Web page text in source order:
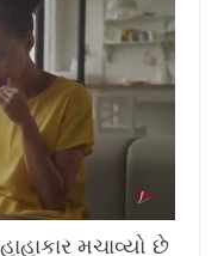
મચાવ્યો છે